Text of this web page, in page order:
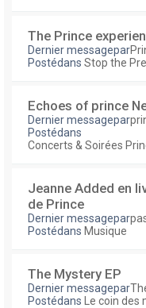
The Prince
Dernier messagepar
Postédans Stop the
Echoes of prince
Dernier messagepar
Postédans
Concerts & Soirées
Jeanne Added en
de Prince
Dernier messagepar
Postédans Musique
The Mystery EP
Dernier messagepar
Postédans
Le coin